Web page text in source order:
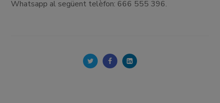
Whatsapp al següent telèfon: 666 555 396.